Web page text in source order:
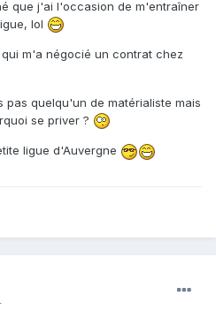
que j'ai l'occasion de m'entraîner
lol
m'a négocié un contrat chez
quelqu'un de matérialiste mais
se priver ?
ligue d'Auvergne